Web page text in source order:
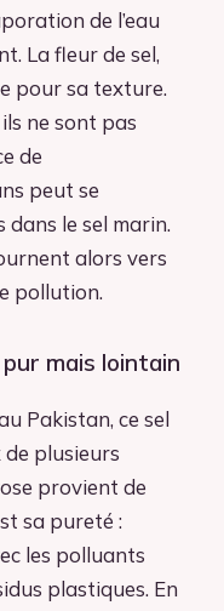
de l’eau
La fleur de sel,
pour sa texture.
ne sont pas
de
peut se
le sel marin.
alors vers
pollution.
pur mais lointain
Pakistan, ce sel
plusieurs
provient de
sa pureté :
les polluants
plastiques. En